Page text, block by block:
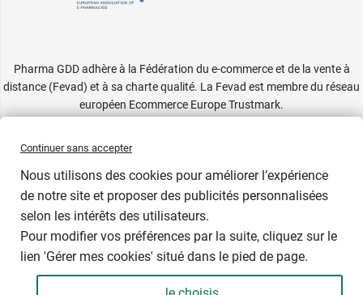
Pharma GDD adhère à la Fédération du e-commerce et de la vente à
distance (Fevad) et à sa charte qualité. La Fevad est membre du réseau
européen Ecommerce Europe Trustmark.
Continuer sans accepter
Nous utilisons des cookies pour améliorer l’expérience
de notre site et proposer des publicités personnalisées
selon les intérêts des utilisateurs.
Pour modifier vos préférences par la suite, cliquez sur le
lien 'Gérer mes cookies' situé dans le pied de page.